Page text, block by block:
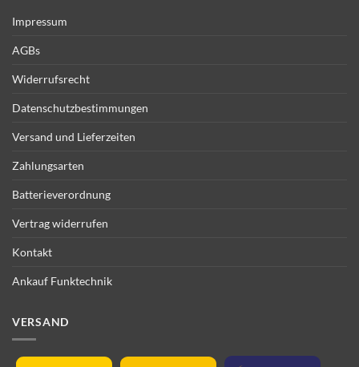
Impressum
AGBs
Widerrufsrecht
Datenschutzbestimmungen
Versand und Lieferzeiten
Zahlungsarten
Batterieverordnung
Vertrag widerrufen
Kontakt
Ankauf Funktechnik
VERSAND